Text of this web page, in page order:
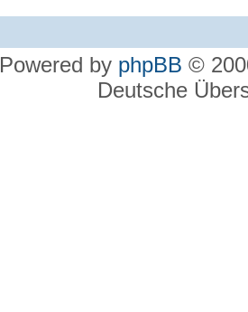
Powered by phpBB ©
Deutsche